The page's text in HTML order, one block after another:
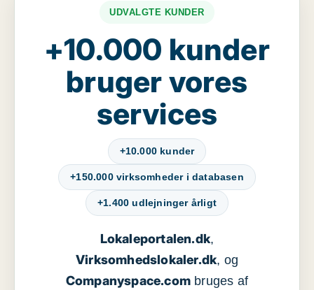
UDVALGTE KUNDER
+10.000 kunder
bruger vores
services
+10.000 kunder
+150.000 virksomheder i databasen
+1.400 udlejninger årligt
Lokaleportalen.dk,
Virksomhedslokaler.dk, og
Companyspace.com bruges af